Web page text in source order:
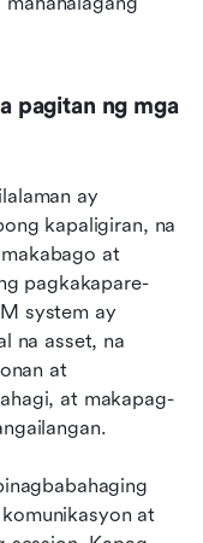
pagitan ng mga
ay
kapaligiran, na
at
pagkakapare-
system ay
na asset, na
at
at makapag-
at